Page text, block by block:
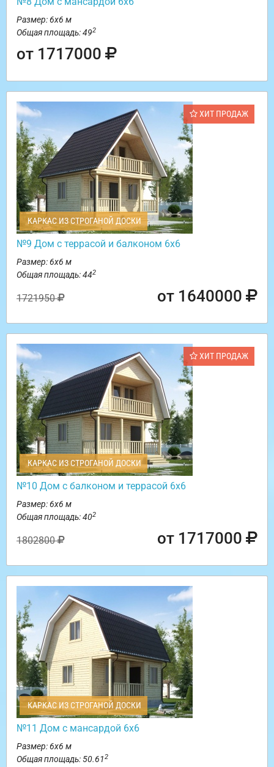
Размер: 6х6 м
Общая площадь: 492
от 1717000
ХИТ ПРОДАЖ
КАРКАС ИЗ СТРОГАНОЙ ДОСКИ
№9 Дом с террасой и балконом 6х6
Размер: 6х6 м
Общая площадь: 442
1721950 от 1640000
ХИТ ПРОДАЖ
КАРКАС ИЗ СТРОГАНОЙ ДОСКИ
№10 Дом с балконом и террасой 6х6
Размер: 6х6 м
Общая площадь: 402
1802800 от 1717000
КАРКАС ИЗ СТРОГАНОЙ ДОСКИ
№11 Дом с мансардой 6х6
Размер: 6х6 м
Общая площадь: 50.612